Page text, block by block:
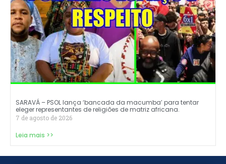
SARAVÁ – PSOL lança ‘bancada da macumba’ para tentar
eleger representantes de religiões de matriz africana.
7 de agosto de 2026
Leia mais >>